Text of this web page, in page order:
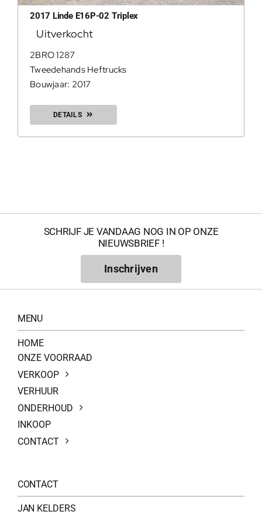
2017 Linde E16P-02 Triplex
Uitverkocht
2BRO 1287
Tweedehands Heftrucks
Bouwjaar: 2017
DETAILS
SCHRIJF JE VANDAAG NOG IN OP ONZE
NIEUWSBRIEF !
Inschrijven
MENU
HOME
ONZE VOORRAAD
VERKOOP
VERHUUR
ONDERHOUD
INKOOP
CONTACT
CONTACT
JAN KELDERS
200Kg =